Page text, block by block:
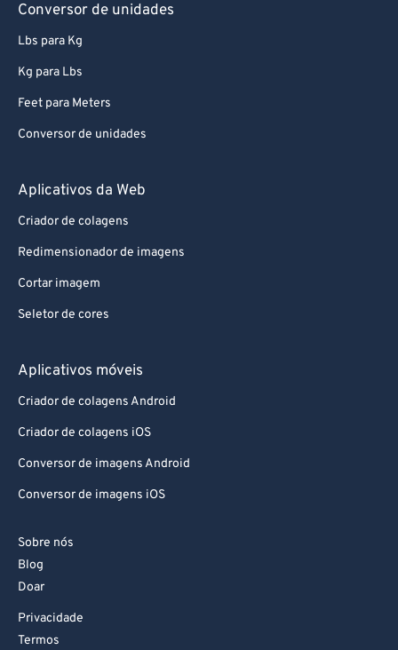
Conversor de unidades
Lbs para Kg
Kg para Lbs
Feet para Meters
Conversor de unidades
Aplicativos da Web
Criador de colagens
Redimensionador de imagens
Cortar imagem
Seletor de cores
Aplicativos móveis
Criador de colagens Android
Criador de colagens iOS
Conversor de imagens Android
Conversor de imagens iOS
Sobre nós
Blog
Doar
Privacidade
Termos